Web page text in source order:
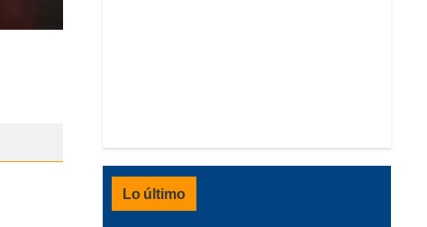
Lo último